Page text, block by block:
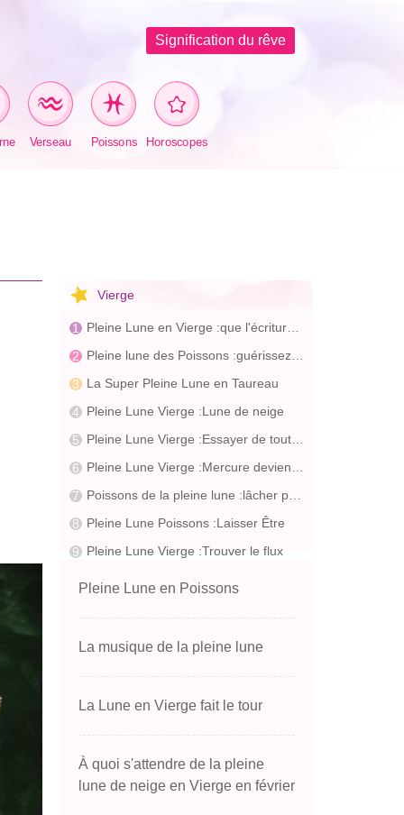
Signification du rêve
Verseau Poissons Horoscopes
Vierge
La Super Pleine Lune en Taureau
Pleine Lune Vierge :Lune de neige
Pleine Lune Poissons :Laisser Être
Pleine Lune Vierge :Trouver le flux
Pleine Lune en Poissons
La musique de la pleine lune
La Lune en Vierge fait le tour
À quoi s'attendre de la pleine
lune de neige en Vierge en février